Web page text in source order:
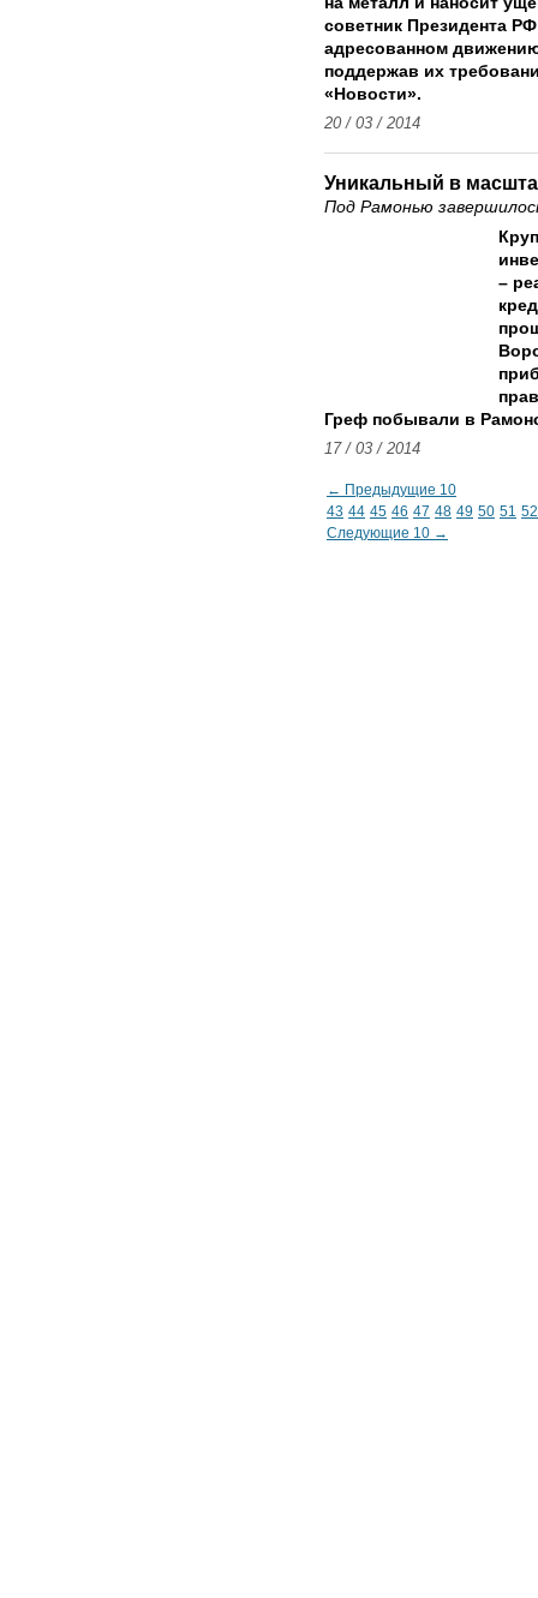
советник Президента
адресованном
поддержав их
«Новости».
20 / 03 / 2014
Уникальный в
Под Рамонью
–
Греф побывали в
17 / 03 / 2014
← Предыдущие 10
43 44 45 46 47 48 49 50 51 52
Следующие 10 →